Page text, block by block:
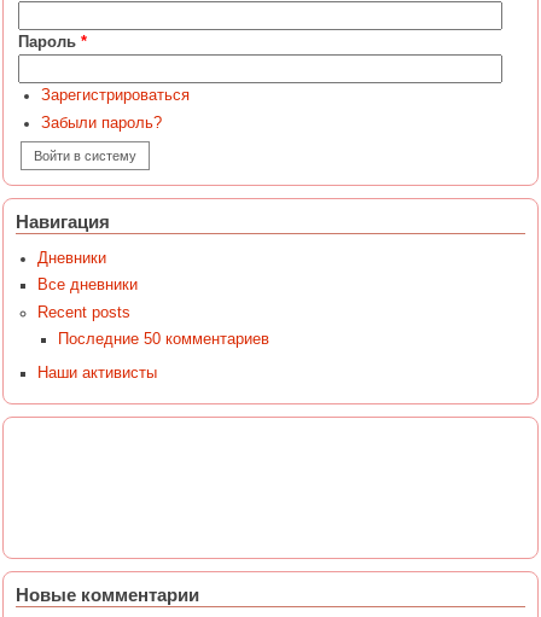
Пароль *
Зарегистрироваться
Забыли пароль?
Навигация
Дневники
Все дневники
Recent posts
Последние 50 комментариев
Наши активисты
Новые комментарии